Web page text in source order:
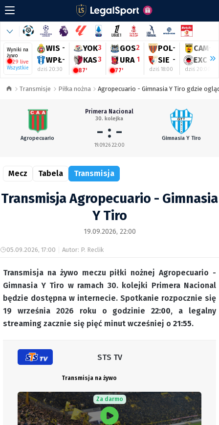
Wyniki na
żywo
29 live
Wszystkie
WIS -
WPŁ-
dziś 20:30
YOK3
KAS3
87'
GOS2
URA 1
77'
POL-
SIE -
dziś 18:00
CAM
EXC -
dziś 20:00
Transmisje Piłka nożna Agropecuario - Gimnasia Y Tiro gdzie
Agropecuario
Primera Nacional
30. kolejka
- : -
19.09.26 22:00
Gimnasia Y Tiro
Mecz Tabela Transmisja
Transmisja Agropecuario - Gimnasia
Y Tiro
19.09.2026, 22:00
05.09.2026, 17:00 Autor: P. Reclik
Transmisja na żywo meczu piłki nożnej Agropecuario -
Gimnasia Y Tiro w ramach 30. kolejki Primera Nacional
będzie dostępna w internecie. Spotkanie rozpocznie się
19 września 2026 roku o godzinie22:00, a legalny
streaming zacznie się pięć minut wcześniej o 21:55.
STS TV
Transmisja na żywo
Za darmo